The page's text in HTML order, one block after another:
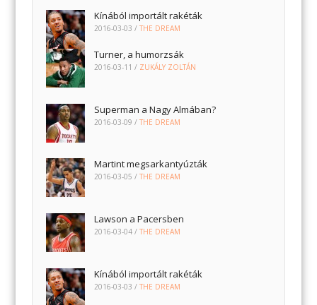
Kínából importált rakéták
2016-03-03 /THE DREAM
Turner, a humorzsák
2016-03-11 / ZUKÁLY ZOLTÁN
Superman a Nagy Almában?
2016-03-09 /THE DREAM
Martint megsarkantyúzták
2016-03-05 /THE DREAM
Lawson a Pacersben
2016-03-04 /THE DREAM
Kínából importált rakéták
2016-03-03 /THE DREAM